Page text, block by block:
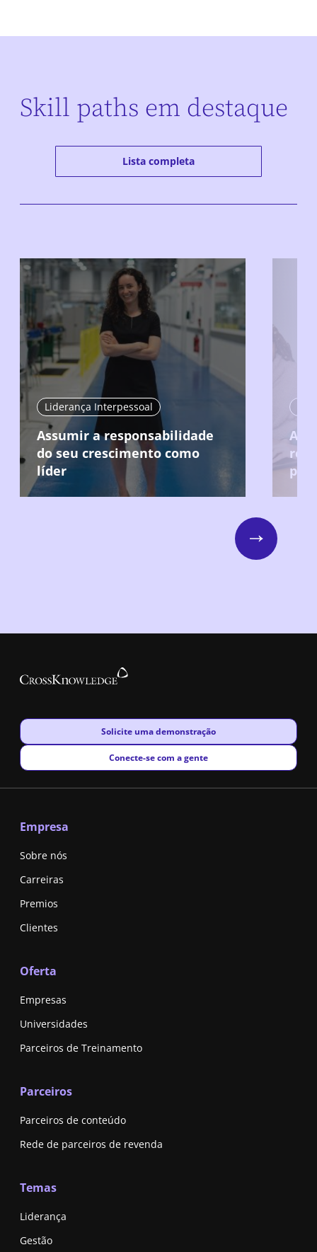
Skill paths em destaque
Lista completa
Liderança Interpessoal
Assumir a responsabilidade
do seu crescimento como
líder
Next
New window
Solicite uma demonstração
New window
Conecte-se com a gente
Empresa
Sobre nós
Carreiras
Premios
Clientes
Oferta
Empresas
Universidades
Parceiros de Treinamento
Parceiros
Parceiros de conteúdo
Rede de parceiros de revenda
Temas
Liderança
Gestão